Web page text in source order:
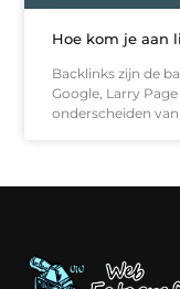
Hoe kom je aan
Backlinks zijn de
Google, Larry
onderscheiden